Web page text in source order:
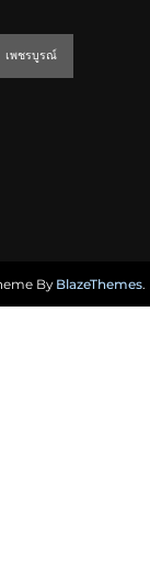
เพชรบูรณ์
By BlazeThemes.